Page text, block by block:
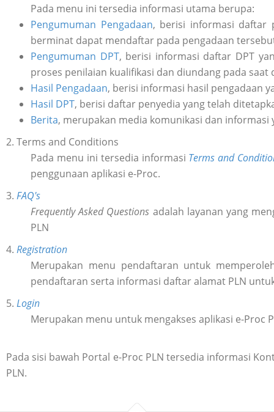
Pada menu ini tersedia informasi utama berupa:
Pengumuman Pengadaan, berisi informasi daftar
berminat dapat mendaftar pada pengadaan
Pengumuman DPT, berisi informasi daftar DPT
proses penilaian kualifikasi dan diundang pada
Hasil Pengadaan, berisi informasi hasil pengadaan
Hasil DPT, berisi daftar penyedia yang telah
Berita, merupakan media komunikasi dan
2. Terms and Conditions
Pada menu ini tersedia informasi Terms and
penggunaan aplikasi e-Proc.
3. FAQ's
Frequently Asked Questions adalah layanan yang
PLN
4. Registration
Merupakan menu pendaftaran untuk
pendaftaran serta informasi daftar alamat PLN
5. Login
Merupakan menu untuk mengakses aplikasi e-
Pada sisi bawah Portal e-Proc PLN tersedia informasi
PLN.